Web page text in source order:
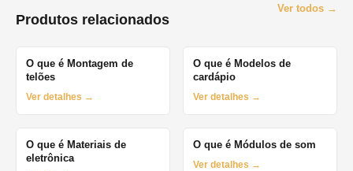
Produtos relacionados
Ver todos →
O que é Montagem de
telões
Ver detalhes →
O que é Modelos de
cardápio
Ver detalhes →
O que é Materiais de
eletrônica
O que é Módulos de som
Ver detalhes →